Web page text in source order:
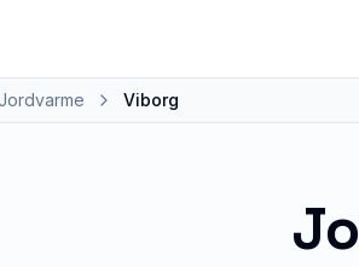
Viborg